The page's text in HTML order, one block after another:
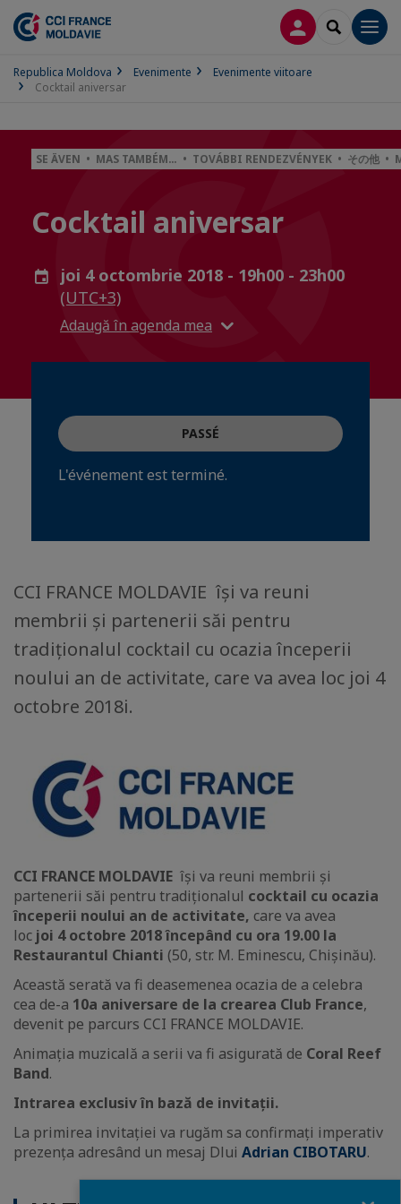
CONECTARE
SEARCH
Republica Moldova Evenimente
Evenimente viitoare
Cocktail aniversar
SE ÄVEN • MAS TAMBÉM… • TOVÁBBI RENDEZVÉNYEK • その他
Cocktail aniversar
joi 4 octombrie 2018 - 19h00 - 23h00
(UTC+3)
Adaugă în agenda mea
PASSÉ
L'événement est terminé.
CCI FRANCE MOLDAVIE își va reuni
membrii și partenerii săi pentru
tradiționalul cocktail cu ocazia începerii
noului an de activitate, care va avea loc joi 4
octobre 2018i.
CCI FRANCE MOLDAVIE își va reuni membrii și
partenerii săi pentru tradiționalul cocktail cu ocazia
începerii noului an de activitate, care va avea
loc joi 4 octobre 2018 începând cu ora 19.00 la
Restaurantul Chianti (50, str. M. Eminescu, Chișinău).
Această serată va fi deasemenea ocazia de a celebra
cea de-a 10a aniversare de la crearea Club France,
devenit pe parcurs CCI FRANCE MOLDAVIE.
Animația muzicală a serii va fi asigurată de Coral Reef
Band.
Intrarea exclusiv în bază de invitații.
La primirea invitației va rugăm sa confirmați imperativ
prezența adresând un mesaj Dlui Adrian CIBOTARU.